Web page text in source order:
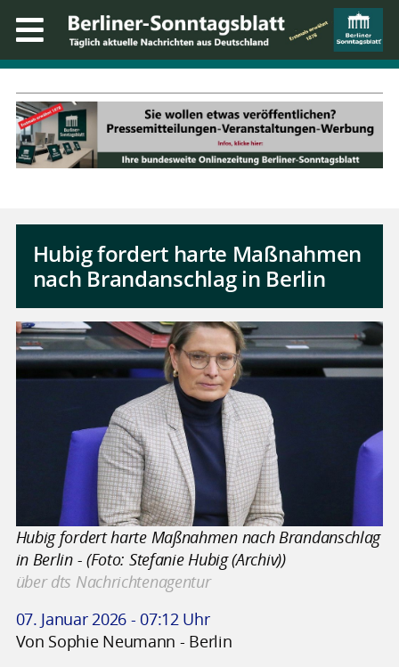
Hubig fordert harte Maßnahmen
nach Brandanschlag in Berlin
Hubig fordert harte Maßnahmen nach Brandanschlag
in Berlin - (Foto: Stefanie Hubig (Archiv))
über dts Nachrichtenagentur
07. Januar 2026 - 07:12 Uhr
Von Sophie Neumann - Berlin